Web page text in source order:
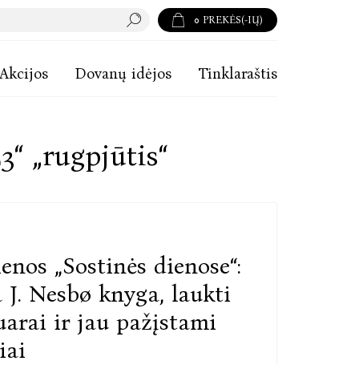
0 PREKĖS(-IŲ)
Akcijos Dovanų idėjos Tinklaraštis
„rugpjūtis“
„Sostinės dienose“:
J. Nesbø knyga, laukti
ir jau pažįstami